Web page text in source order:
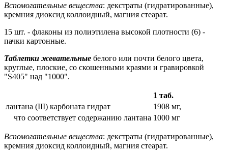
Вспомогательные вещества: декстраты (гидратированные),
кремния диоксид коллоидный, магния стеарат.
15 шт. - флаконы из полиэтилена высокой плотности (6) -
пачки картонные.
Таблетки жевательные белого или почти белого цвета,
круглые, плоские, со скошенными краями и гравировкой
"S405" над "1000".
1 таб.
лантана (III) карбоната гидрат
1908 мг,
что соответствует содержанию лантана 1000 мг
Вспомогательные вещества: декстраты (гидратированные),
кремния диоксид коллоидный, магния стеарат.